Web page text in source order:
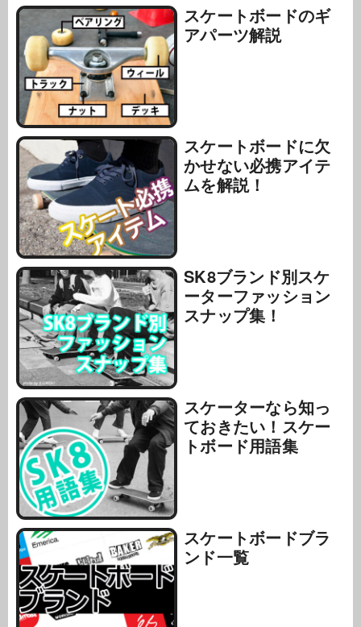
スケートボードのギ
アパーツ解説
スケートボードに欠
かせない必携アイテ
ムを解説！
SK8ブランド別スケ
ーターファッション
スナップ集！
スケーターなら知っ
ておきたい！スケー
トボード用語集
スケートボードブラ
ンド一覧